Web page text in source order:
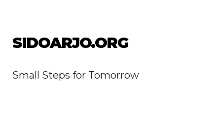
SIDOARJO.ORG
Small Steps for Tomorrow